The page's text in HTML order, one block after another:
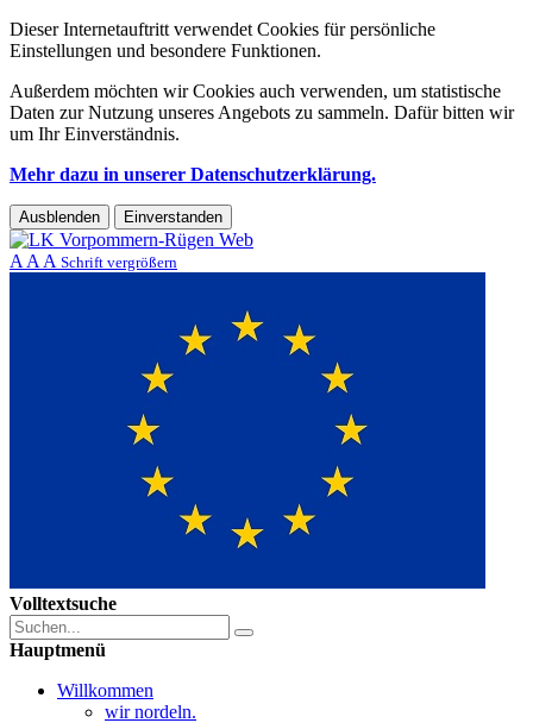
Dieser Internetauftritt verwendet Cookies für persönliche
Einstellungen und besondere Funktionen.
Außerdem möchten wir Cookies auch verwenden, um statistische
Daten zur Nutzung unseres Angebots zu sammeln. Dafür bitten wir
um Ihr Einverständnis.
Mehr dazu in unserer Datenschutzerklärung.
Ausblenden Einverstanden
A A A Schrift vergrößern
Volltextsuche
Hauptmenü
Willkommen
wir nordeln.